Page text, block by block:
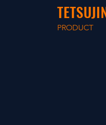
PRODUCT